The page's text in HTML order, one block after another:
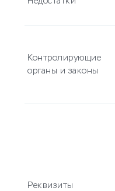
Контролирующие
органы и законы
Реквизиты